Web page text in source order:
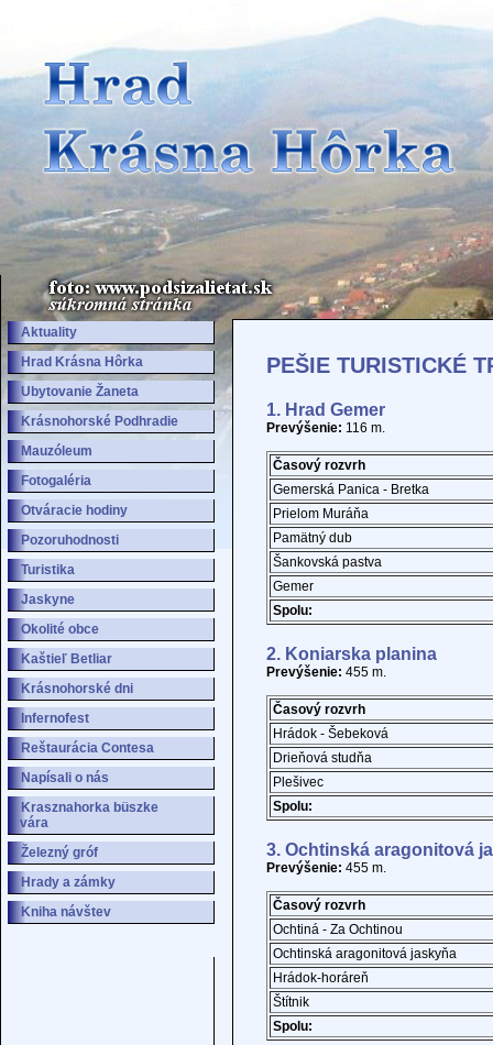
Aktuality
Hrad Krásna Hôrka
Ubytovanie Žaneta
Krásnohorské Podhradie
Mauzóleum
Fotogaléria
Otváracie hodiny
Pozoruhodnosti
Turistika
Jaskyne
Okolité obce
Kaštieľ Betliar
Krásnohorské dni
Infernofest
Reštaurácia Contesa
Napísali o nás
Krasznahorka büszke
vára
Železný gróf
Hrady a zámky
Kniha návštev
PEŠIE TURISTICKÉ
1. Hrad Gemer
Prevýšenie: 116 m.
Časový rozvrh
Gemerská Panica - Bretka
Prielom Muráňa
Pamätný dub
Šankovská pastva
Gemer
Spolu:
2. Koniarska planina
Prevýšenie: 455 m.
Časový rozvrh
Hrádok - Šebeková
Drieňová studňa
Plešivec
Spolu:
3. Ochtinská aragonitová
Prevýšenie: 455 m.
Časový rozvrh
Ochtiná - Za Ochtinou
Ochtinská aragonitová jaskyňa
Hrádok-horáreň
Štítnik
Spolu: